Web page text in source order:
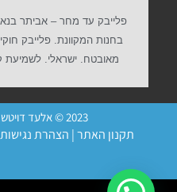
פלייבק עד מחר – אביתר
בחנות המקוונת. פלייבק
מאובטח. ישראלי.
2023 © אלעד דויטש מוסיקה | האתר פועל ברשיון
תקנון האתר| הצהרת נגישות